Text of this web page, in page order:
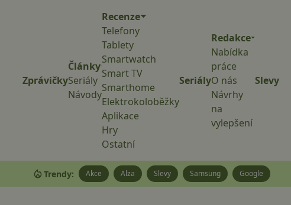
Zprávičky
Články
Seriály
Návody
Recenze
Telefony
Tablety
Smartwatch
Smart TV
Smarthome
Elektrokoloběžky
Aplikace
Hry
Ostatní
Seriály
Redakce
Nabídka
práce
O nás
Návrhy
na
vylepšení
Slevy
Trendy: Akce Alza Slevy Samsung Google